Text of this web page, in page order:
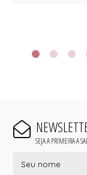
SEJA A PRIMEIRA A